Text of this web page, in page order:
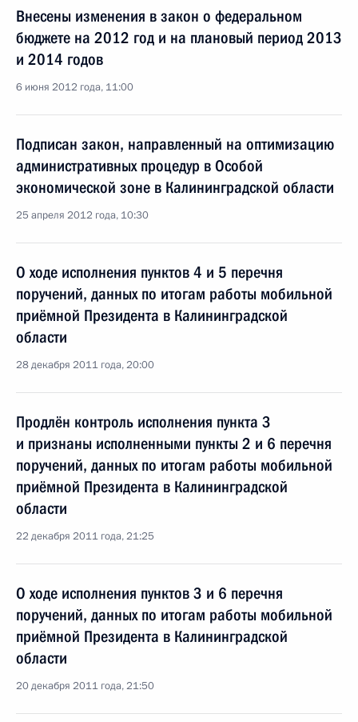
Внесены изменения в закон о федеральном
бюджете на 2012 год и на плановый период 2013
и 2014 годов
6 июня 2012 года, 11:00
Подписан закон, направленный на оптимизацию
административных процедур в Особой
экономической зоне в Калининградской области
25 апреля 2012 года, 10:30
О ходе исполнения пунктов 4 и 5 перечня
поручений, данных по итогам работы мобильной
приёмной Президента в Калининградской
области
28 декабря 2011 года, 20:00
Продлён контроль исполнения пункта 3
и признаны исполненными пункты 2 и 6 перечня
поручений, данных по итогам работы мобильной
приёмной Президента в Калининградской
области
22 декабря 2011 года, 21:25
О ходе исполнения пунктов 3 и 6 перечня
поручений, данных по итогам работы мобильной
приёмной Президента в Калининградской
области
20 декабря 2011 года, 21:50